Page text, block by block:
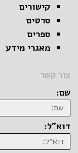
קישורים
סרטים
ספרים
מאגרי מידע
צור קשר
שם:
דוא״ל: